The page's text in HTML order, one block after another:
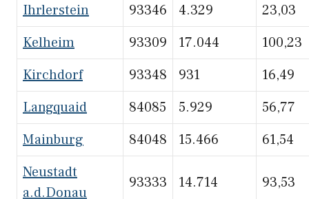
Ihrlerstein
93346 4.329
23,03
Kelheim
93309 17.044
100,23
Kirchdorf
93348 931
16,49
Langquaid
84085 5.929
56,77
Mainburg
84048 15.466
61,54
Neustadt
a.d.Donau
93333 14.714 93,53